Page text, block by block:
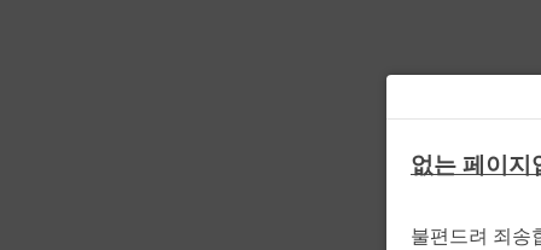
없는 페이지
불편드려 죄송